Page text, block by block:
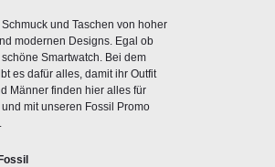
und Taschen von hoher
modernen Designs. Egal ob
Smartwatch. Bei dem
es dafür alles, damit ihr Outfit
Männer finden hier alles für
mit unseren Fossil Promo